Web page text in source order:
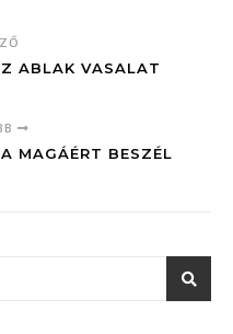
ABLAK VASALAT
MAGÁÉRT BESZÉL